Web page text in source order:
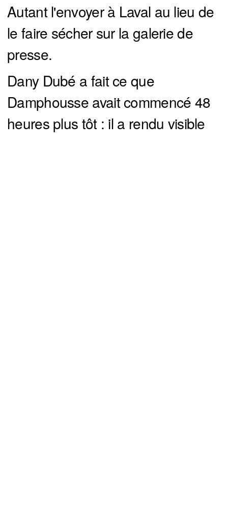
Autant l'envoyer à Laval au lieu de
le faire sécher sur la galerie de
presse.
Dany Dubé a fait ce que
Damphousse avait commencé 48
heures plus tôt : il a rendu visible